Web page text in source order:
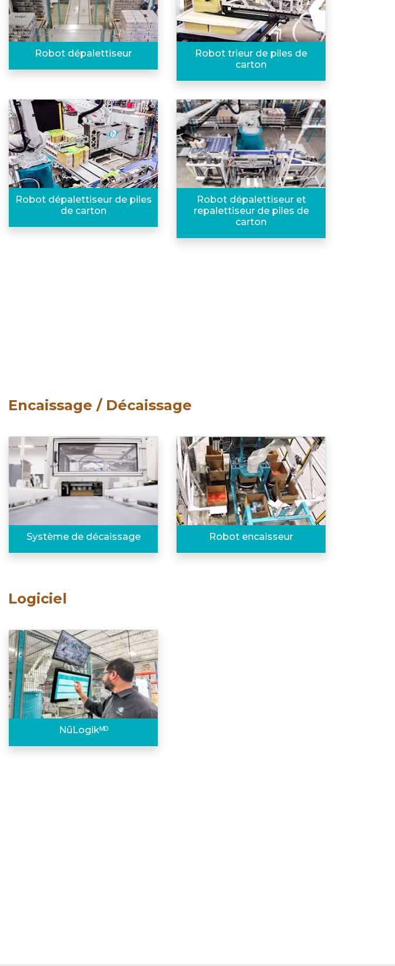
Robot dépalettiseur
Robot trieur de piles de
carton
Robot dépalettiseur de piles
de carton
Robot dépalettiseur et
repalettiseur de piles de
carton
Encaissage / Décaissage
Système de décaissage Robot encaisseur
Logiciel
NūLogikᴹᴰ